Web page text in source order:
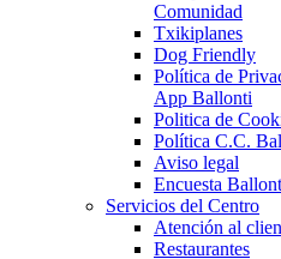
Comunidad
Txikiplanes
Dog Friendly
Política de
App Ballonti
Politica de
Política C.C.
Aviso legal
Encuesta
Servicios del Centro
Atención al
Restaurantes